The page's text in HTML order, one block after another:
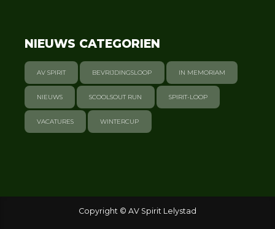
NIEUWS CATEGORIEN
AV SPIRIT BEVRIJDINGSLOOP IN MEMORIAM
NIEUWS SCOOLSOUT RUN SPIRIT-LOOP
VACATURES WINTERCUP
Copyright © AV Spirit Lelystad